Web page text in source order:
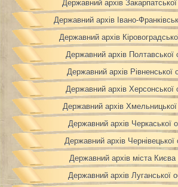
Державний архів Закарпатської
Державний архів Івано-
Державний архів
Державний архів Полтавської
Державний архів Рівненської
Державний архів Херсонської
Державний архів Хмельницької
Державний архів Черкаської
Державний архів Чернівецької
Державний архів міста
Державний архів Луганської